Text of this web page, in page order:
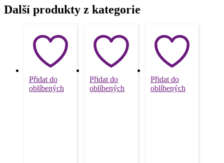
Další produkty z kategorie
Přidat do
oblíbených
Přidat do
oblíbených
Přidat do
oblíbených